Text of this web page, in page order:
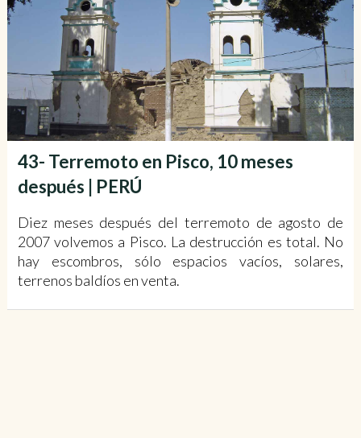
43- Terremoto en Pisco, 10 meses
después | PERÚ
Diez meses después del terremoto de agosto de
2007 volvemos a Pisco. La destrucción es total. No
hay escombros, sólo espacios vacíos, solares,
terrenos baldíos en venta.